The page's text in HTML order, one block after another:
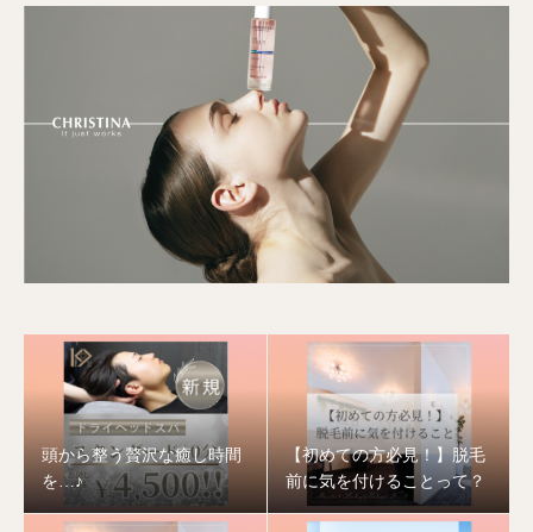
頭から整う贅沢な癒し時間
を…♪
【初めての方必見！】脱毛
前に気を付けることって？